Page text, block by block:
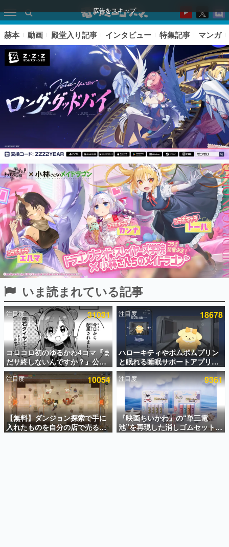
広告をスキップ
ピックアップ
電ファミのいま読まれている記事ランキング
アプリセール情報
インタビュー
連載・特集一覧
殿堂入り記事
SNS拡散数が数千以上！ ページビュー数万以上！ などな
ど。多くの人々に読まれた、電ファミ渾身の“殿堂入り”記
事をまとめました。
ゲームの企画書
名作ゲームクリエイターの方々に製作時のエピソードをお
聞きし、ヒットする企画（ゲーム）とは何か？を探ってい
きます。
赫本
この物語を解いてはいけない。『赫本』は、〈試験問題〉
の形をした短編ホラー小説集です。
新世代に訊く
これからのデジタルゲーム市場を担う若きクリエイター達
の姿を追い、彼らのルーツと情熱を探っていきます。
赫本 動画 殿堂入り記事 インタビュー 特集記事 マンガ
いま読まれている記事
注目度 31031
コロコロ初のゆるかわ4コマ『ま
だサ終しないんですか？』公開
スタート。主人公は新入社員の
侘石ダイヤ、ゲーム会社を舞台
にトラブルへ対応する社員たち
を描く
注目度 18678
ハローキティやポムポムプリン
と眠れる睡眠サポートアプリ
『ゆめたび』が配信中。キャラ
ごとのASMRや目覚ましアラー
ムも搭載
注目度 10054
【無料】ダンジョン探索で手に
入れたものを自分の店で売るゲ
ーム『Moonlighter』がSteam
注目度 9361
『映画ちいかわ』の“単三電
池”を再現した消しゴムセットが
8月7日より発売決定。公式は